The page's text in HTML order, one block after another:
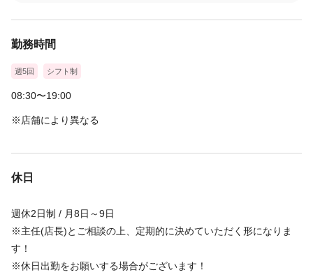
・マネージャー（エリア管轄マネージャー）
※免許未保持者・取得予定者はアシスタント求⼈をご覧下さい
店舗に配属後に技術テストがあり、
◎売上特別⼿当・歩合は店舗売上に応じて⽀給します︕
店舗メンバーでのチームワークが⼤切です♬
是⾮、プラージュで"⼿取り給料"を実感してみて下さい︕
☆★☆★☆★☆★☆★☆★☆★☆★☆
勤務時間
週5回 シフト制
08:30〜19:00
※店舗により異なる
休日
週休2日制 / 月8日～9日
※主任(店長)とご相談の上、定期的に決めていただく形になりま
す！
※休日出勤をお願いする場合がございます！